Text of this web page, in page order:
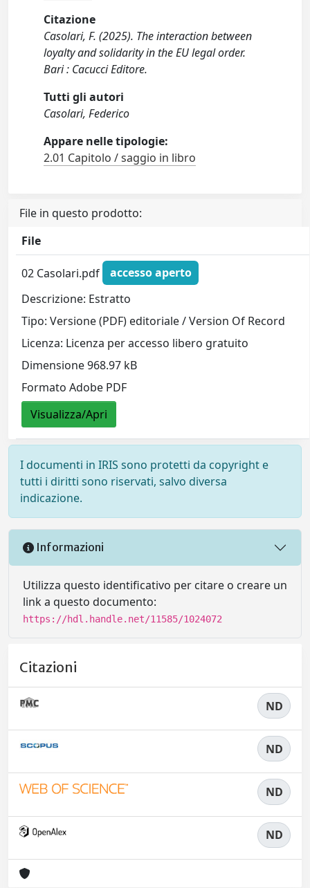
Citazione
Casolari, F. (2025). The interaction between
loyalty and solidarity in the EU legal order.
Bari : Cacucci Editore.
Tutti gli autori
Casolari, Federico
Appare nelle tipologie:
2.01 Capitolo / saggio in libro
File in questo prodotto:
File
02 Casolari.pdf
accesso aperto
Descrizione: Estratto
Tipo: Versione (PDF) editoriale / Version Of Record
Licenza: Licenza per accesso libero gratuito
Dimensione 968.97 kB
Formato Adobe PDF
Visualizza/Apri
I documenti in IRIS sono protetti da copyright e
tutti i diritti sono riservati, salvo diversa
indicazione.
Informazioni
Utilizza questo identificativo per citare o creare un
link a questo documento:
https://hdl.handle.net/11585/1024072
Citazioni
ND
ND
ND
ND